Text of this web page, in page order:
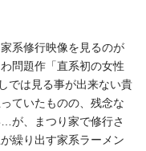
系修行映像を見るのが
問題作「直系初の女性
では見る事が出来ない貴
ていたものの、残念な
が、まつり家で修行さ
繰り出す家系ラーメン